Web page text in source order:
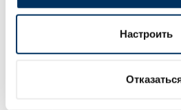
Настроить
В корзину
Page 1 of 10